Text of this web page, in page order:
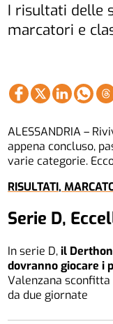
I risultati delle
marcatori e
ALESSANDRIA –
appena concluso,
varie categorie.
RISULTATI,
Serie D,
In serie D,il
dovranno giocare i
Valenzana sconfitta
da due giornate